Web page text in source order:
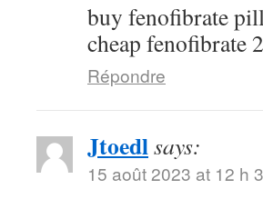
buy fenofibrate
cheap fenofibrate
Répondre
Jtoedlsays:
15 août 2023 at 12 h